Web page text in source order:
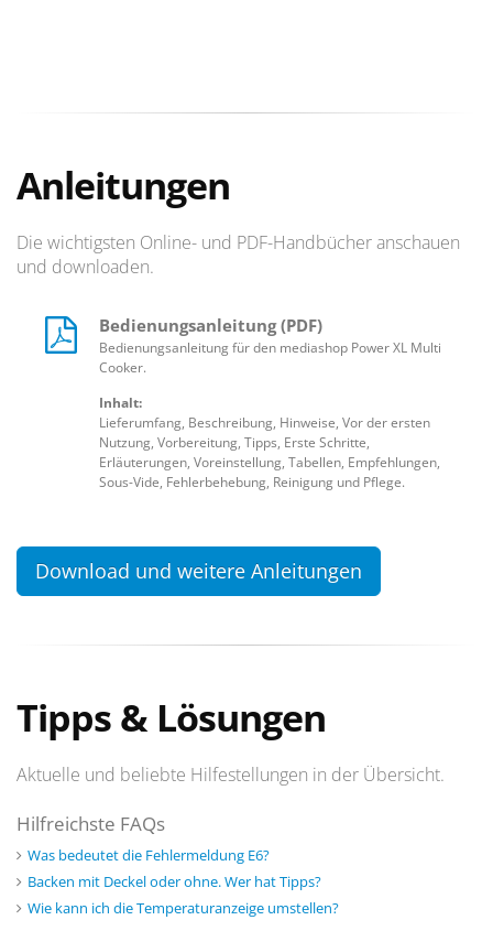
Anleitungen
Die wichtigsten Online- und PDF-Handbücher anschauen
und downloaden.
Bedienungsanleitung (PDF)
Bedienungsanleitung für den mediashop Power XL Multi
Cooker.
Inhalt:
Lieferumfang, Beschreibung, Hinweise, Vor der ersten
Nutzung, Vorbereitung, Tipps, Erste Schritte,
Erläuterungen, Voreinstellung, Tabellen, Empfehlungen,
Sous-Vide, Fehlerbehebung, Reinigung und Pflege.
Download und weitere Anleitungen
Tipps & Lösungen
Aktuelle und beliebte Hilfestellungen in der Übersicht.
Hilfreichste FAQs
Was bedeutet die Fehlermeldung E6?
Backen mit Deckel oder ohne. Wer hat Tipps?
Wie kann ich die Temperaturanzeige umstellen?